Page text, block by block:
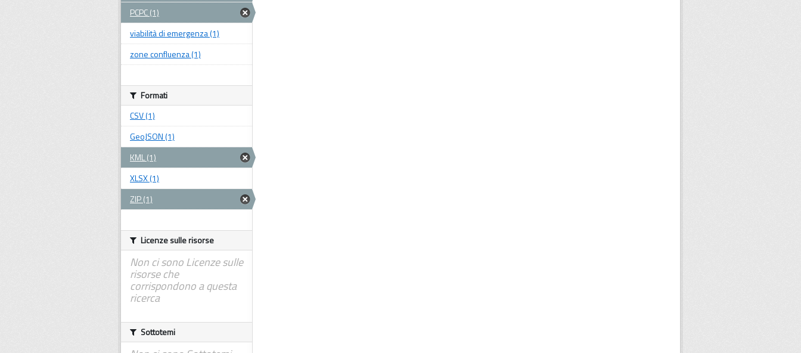
PCPC (1)
viabilità di emergenza (1)
zone confluenza (1)
Formati
CSV (1)
GeoJSON (1)
KML (1)
XLSX (1)
ZIP (1)
Licenze sulle risorse
Non ci sono Licenze sulle
risorse che
corrispondono a questa
ricerca
Sottotemi